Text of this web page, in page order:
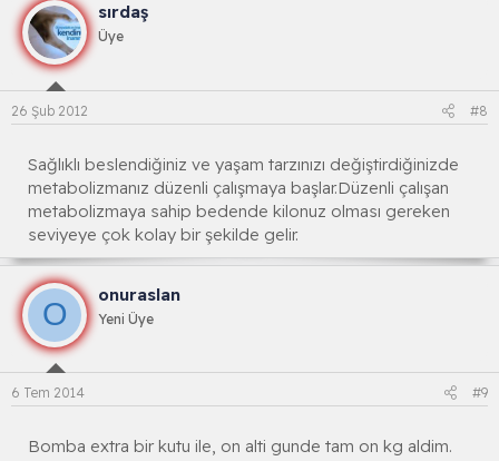
sırdaş
Üye
26 Şub 2012 #8
Sağlıklı beslendiğiniz ve yaşam tarzınızı değiştirdiğinizde
metabolizmanız düzenli çalışmaya başlar.Düzenli çalışan
metabolizmaya sahip bedende kilonuz olması gereken
seviyeye çok kolay bir şekilde gelir.
O
onuraslan
Yeni Üye
6 Tem 2014 #9
Bomba extra bir kutu ile, on alti gunde tam on kg aldim.